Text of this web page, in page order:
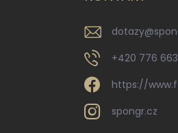
dotazy@
+420 776
https://
spongr.cz